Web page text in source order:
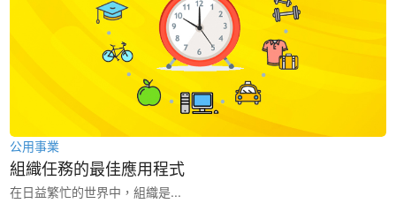
公用事業
組織任務的最佳應用程式
在日益繁忙的世界中，組織是...